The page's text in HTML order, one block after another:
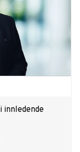
innledende